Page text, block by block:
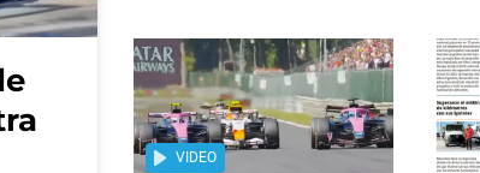
VIDEO